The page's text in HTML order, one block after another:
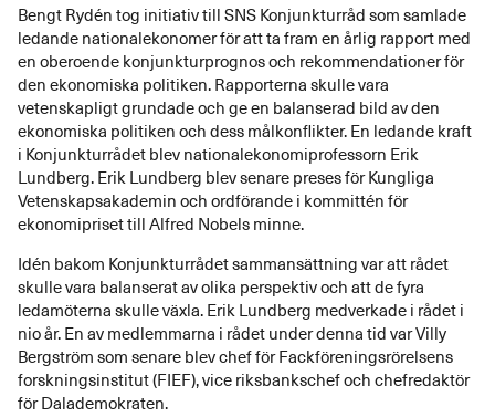
Bengt Rydén tog initiativ till SNS Konjunkturråd som samlade
ledande nationalekonomer för att ta fram en årlig rapport med
en oberoende konjunkturprognos och rekommendationer för
den ekonomiska politiken. Rapporterna skulle vara
vetenskapligt grundade och ge en balanserad bild av den
ekonomiska politiken och dess målkonflikter. En ledande kraft
i Konjunkturrådet blev nationalekonomiprofessorn Erik
Lundberg. Erik Lundberg blev senare preses för Kungliga
Vetenskapsakademin och ordförande i kommittén för
ekonomipriset till Alfred Nobels minne.
Idén bakom Konjunkturrådet sammansättning var att rådet
skulle vara balanserat av olika perspektiv och att de fyra
ledamöterna skulle växla. Erik Lundberg medverkade i rådet i
nio år. En av medlemmarna i rådet under denna tid var Villy
Bergström som senare blev chef för Fackföreningsrörelsens
forskningsinstitut (FIEF), vice riksbankschef och chefredaktör
för Dalademokraten.